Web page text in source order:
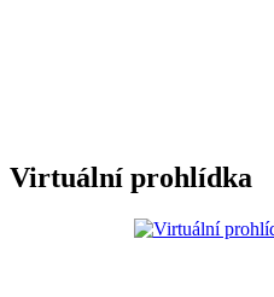
Virtuální prohlídka